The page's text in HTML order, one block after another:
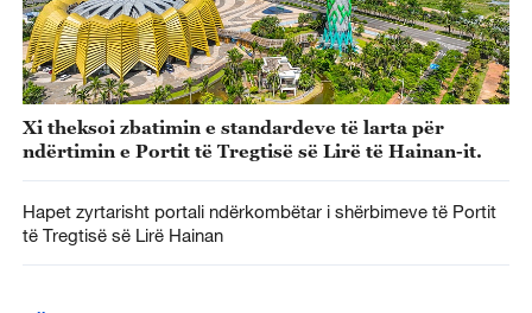
Xi theksoi zbatimin e standardeve të larta për
ndërtimin e Portit të Tregtisë së Lirë të Hainan-it.
Hapet zyrtarisht portali ndërkombëtar i shërbimeve të Portit
të Tregtisë së Lirë Hainan